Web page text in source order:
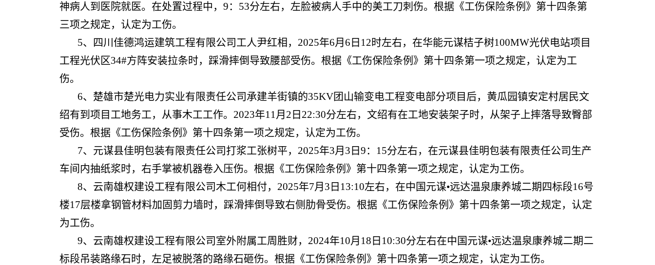
神病人到医院就医。在处置过程中，9：53分左右，左脸被病人手中的美工刀刺伤。根据《工伤保险条例》第十四条第
三项之规定，认定为工伤。
5、四川佳德鸿运建筑工程有限公司工人尹红相，2025年6月6日12时左右，在华能元谋桔子树100MW光伏电站项目
工程光伏区34#方阵安装拉条时，踩滑摔倒导致腰部受伤。根据《工伤保险条例》第十四条第一项之规定，认定为工
伤。
6、楚雄市楚光电力实业有限责任公司承建羊街镇的35KV团山输变电工程变电部分项目后，黄瓜园镇安定村居民文
绍有到项目工地务工，从事木工工作。2023年11月2日22:30分左右，文绍有在工地安装架子时，从架子上摔落导致臀部
受伤。根据《工伤保险条例》第十四条第一项之规定，认定为工伤。
7、元谋县佳明包装有限责任公司打浆工张树平，2025年3月3日9：15分左右，在元谋县佳明包装有限责任公司生产
车间内抽纸浆时，右手掌被机器卷入压伤。根据《工伤保险条例》第十四条第一项之规定，认定为工伤。
8、云南雄权建设工程有限公司木工何相付，2025年7月3日13:10左右，在中国元谋•远达温泉康养城二期四标段16号
楼17层楼拿钢管材料加固剪力墙时，踩滑摔倒导致右侧肋骨受伤。根据《工伤保险条例》第十四条第一项之规定，认定
为工伤。
9、云南雄权建设工程有限公司室外附属工周胜财，2024年10月18日10:30分左右在中国元谋•远达温泉康养城二期二
标段吊装路缘石时，左足被脱落的路缘石砸伤。根据《工伤保险条例》第十四条第一项之规定，认定为工伤。